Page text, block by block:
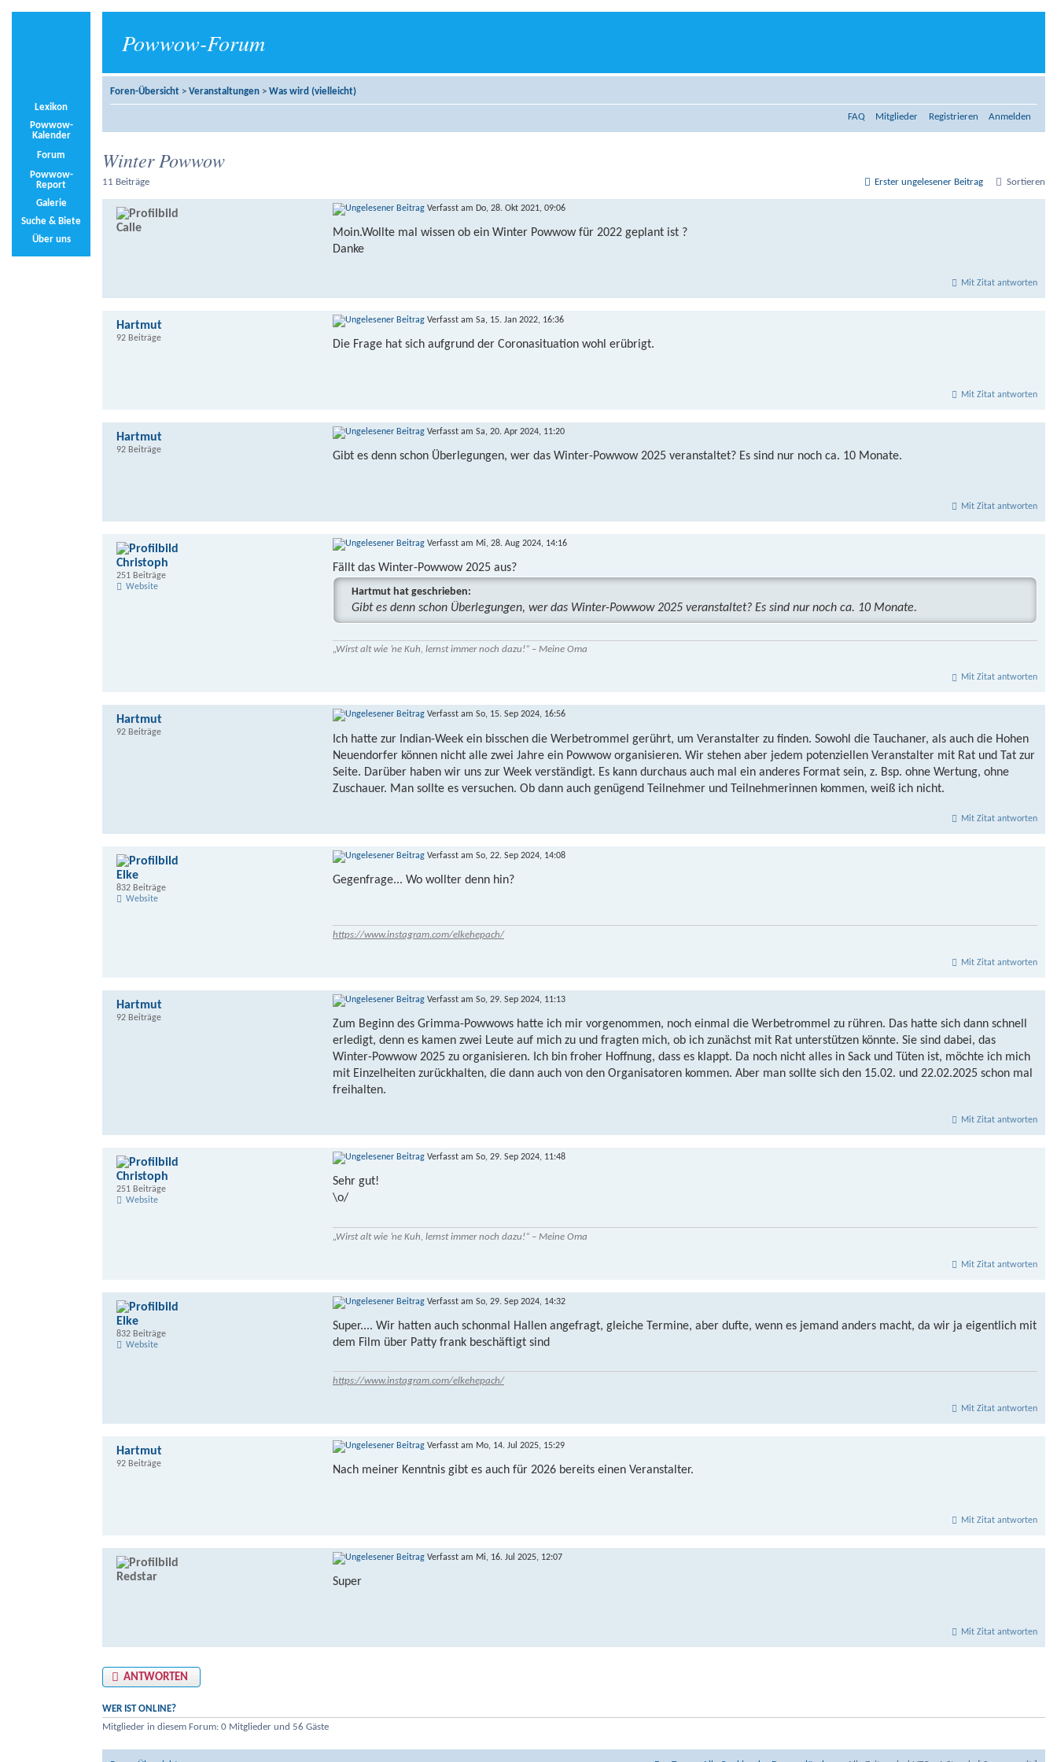
Powwow-Forum
Lexikon
Powwow-
Kalender
Forum
Powwow-
Report
Galerie
Suche & Biete
Über uns
Foren-Übersicht > Veranstaltungen > Was wird (vielleicht)
FAQ Mitglieder Registrieren Anmelden
Winter Powwow
11 Beiträge Erster ungelesener Beitrag Sortieren
Verfasst am Do, 28. Okt 2021, 09:06
Moin.Wollte mal wissen ob ein Winter Powwow für 2022 geplant ist ?
Danke
Mit Zitat antworten
Calle
Verfasst am Sa, 15. Jan 2022, 16:36
Die Frage hat sich aufgrund der Coronasituation wohl erübrigt.
Mit Zitat antworten
Hartmut
92 Beiträge
Verfasst am Sa, 20. Apr 2024, 11:20
Gibt es denn schon Überlegungen, wer das Winter-Powwow 2025 veranstaltet? Es sind nur noch ca. 10 Monate.
Mit Zitat antworten
Hartmut
92 Beiträge
Verfasst am Mi, 28. Aug 2024, 14:16
Fällt das Winter-Powwow 2025 aus?
Hartmut hat geschrieben:
Gibt es denn schon Überlegungen, wer das Winter-Powwow 2025 veranstaltet? Es sind nur noch ca. 10 Monate.
„Wirst alt wie ’ne Kuh, lernst immer noch dazu!“ – Meine Oma
Mit Zitat antworten
Christoph
251 Beiträge
Website
Verfasst am So, 15. Sep 2024, 16:56
Ich hatte zur Indian-Week ein bisschen die Werbetrommel gerührt, um Veranstalter zu finden. Sowohl die Tauchaner, als auch die Hohen
Neuendorfer können nicht alle zwei Jahre ein Powwow organisieren. Wir stehen aber jedem potenziellen Veranstalter mit Rat und Tat zur
Seite. Darüber haben wir uns zur Week verständigt. Es kann durchaus auch mal ein anderes Format sein, z. Bsp. ohne Wertung, ohne
Zuschauer. Man sollte es versuchen. Ob dann auch genügend Teilnehmer und Teilnehmerinnen kommen, weiß ich nicht.
Mit Zitat antworten
Hartmut
92 Beiträge
Verfasst am So, 22. Sep 2024, 14:08
Gegenfrage... Wo wollter denn hin?
https://www.instagram.com/elkehepach/
Mit Zitat antworten
Elke
832 Beiträge
Website
Verfasst am So, 29. Sep 2024, 11:13
Zum Beginn des Grimma-Powwows hatte ich mir vorgenommen, noch einmal die Werbetrommel zu rühren. Das hatte sich dann schnell
erledigt, denn es kamen zwei Leute auf mich zu und fragten mich, ob ich zunächst mit Rat unterstützen könnte. Sie sind dabei, das
Winter-Powwow 2025 zu organisieren. Ich bin froher Hoffnung, dass es klappt. Da noch nicht alles in Sack und Tüten ist, möchte ich mich
mit Einzelheiten zurückhalten, die dann auch von den Organisatoren kommen. Aber man sollte sich den 15.02. und 22.02.2025 schon mal
freihalten.
Mit Zitat antworten
Hartmut
92 Beiträge
Verfasst am So, 29. Sep 2024, 11:48
Sehr gut!
\o/
„Wirst alt wie ’ne Kuh, lernst immer noch dazu!“ – Meine Oma
Mit Zitat antworten
Christoph
251 Beiträge
Website
Verfasst am So, 29. Sep 2024, 14:32
Super.... Wir hatten auch schonmal Hallen angefragt, gleiche Termine, aber dufte, wenn es jemand anders macht, da wir ja eigentlich mit
dem Film über Patty frank beschäftigt sind
https://www.instagram.com/elkehepach/
Mit Zitat antworten
Elke
832 Beiträge
Website
Verfasst am Mo, 14. Jul 2025, 15:29
Nach meiner Kenntnis gibt es auch für 2026 bereits einen Veranstalter.
Mit Zitat antworten
Hartmut
92 Beiträge
Verfasst am Mi, 16. Jul 2025, 12:07
Super
Mit Zitat antworten
Redstar
ANTWORTEN
WER IST ONLINE?
Mitglieder in diesem Forum: 0 Mitglieder und 56 Gäste